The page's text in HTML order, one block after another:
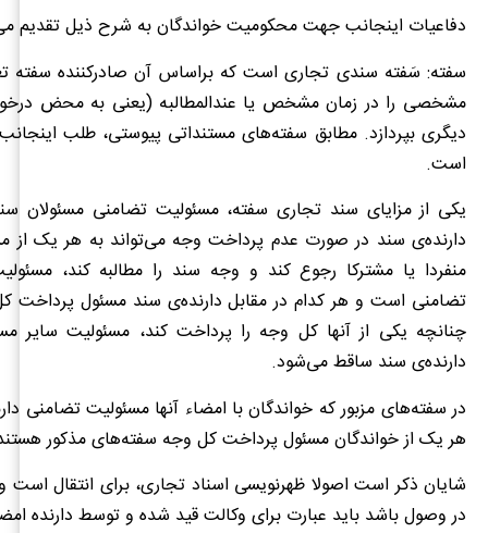
دفاعیات اینجانب جهت محکومیت خواندگان به شرح ذیل تقدیم
سفته: سَفته سندی تجاری­ است كه براساس آن صادركننده سفته
مشخصی را در زمان مشخص يا عندالمطالبه (یعنی به محض
دیگری بپردازد. مطابق سفته‌های مستنداتی پیوستی، طلب
است.
یکی از مزایای سند تجاری سفته، مسئولیت تضامنی مسئولان
دارنده‌‌ی سند در صورت عدم پرداخت وجه می‌تواند به هر یک از
منفردا يا مشتركا رجوع كند و وجه سند را مطالبه كند،
تضامنی است و هر كدام در مقابل دارنده‌‌ی سند مسئول پرداخت
چنانچه یکی از آنها كل وجه را پرداخت كند، مسئوليت ساير
دارنده‌‌ی سند ساقط می‌شود.
در سفته‌های مزبور که خواندگان با امضاء آنها مسئولیت تضامنی
هر یک از خواندگان مسئول پرداخت كل وجه سفته‌های مذکور
شایان ذکر است اصولا ظهرنویسی اسناد تجاری، برای انتقال است
در وصول باشد باید عبارت برای وکالت قید شده و توسط دارنده